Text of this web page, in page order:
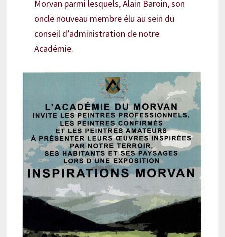
Morvan parmi lesquels, Alain Baroin, son
oncle nouveau membre élu au sein du
conseil d’administration de notre
Académie.